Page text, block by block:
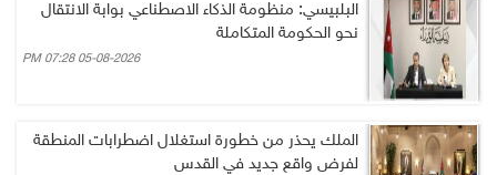
البلبيسي: منظومة الذكاء الاصطناعي بوابة الانتقال
نحو الحكومة المتكاملة
05-08-2026 07:28 PM
الملك يحذر من خطورة استغلال اضطرابات المنطقة
لفرض واقع جديد في القدس